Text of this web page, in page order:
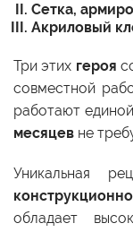
Сетка,
Акриловый
Три этих героя
совместной
работают
месяцев не
Уникальная
обладает